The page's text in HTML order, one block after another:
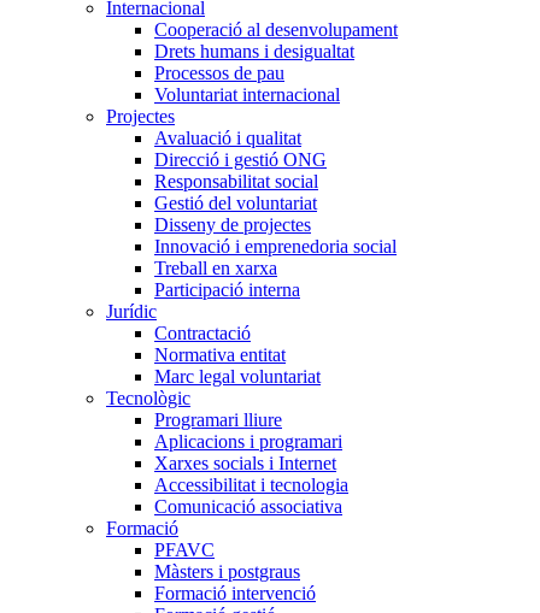
Internacional
Cooperació al desenvolupament
Drets humans i desigualtat
Processos de pau
Voluntariat internacional
Projectes
Avaluació i qualitat
Direcció i gestió ONG
Responsabilitat social
Gestió del voluntariat
Disseny de projectes
Innovació i emprenedoria social
Treball en xarxa
Participació interna
Jurídic
Contractació
Normativa entitat
Marc legal voluntariat
Tecnològic
Programari lliure
Aplicacions i programari
Xarxes socials i Internet
Accessibilitat i tecnologia
Comunicació associativa
Formació
PFAVC
Màsters i postgraus
Formació intervenció